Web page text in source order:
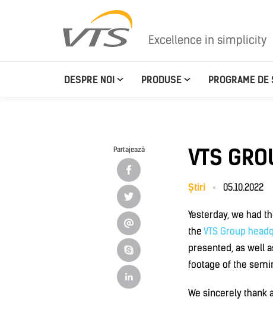
Excellence in simplicity
DESPRE NOI PRODUSE PROGRAME DE
Partajează VTS
Știri 05.10.2022
Yesterday, we had
the VTS Group
presented, as well
footage of the
We sincerely thank